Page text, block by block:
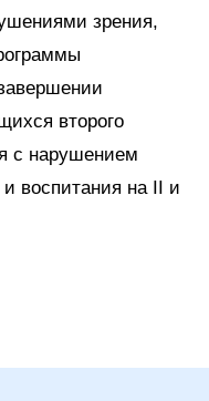
зрения,
второго
с нарушением
воспитания на II и